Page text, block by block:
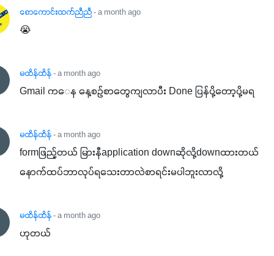
စောကောင်းထက်ညီညီ- a month ago
😭
မထိန်ထိန်- a month ago
Gmail က‌‌ေန နေ့စဉ်စာတွေကျလာပီး Done ပြန်ပို့တော့ပို့မရ
မထိန်ထိန်- a month ago
formဖြည့်တယ် မြားနီapplication downဆိုလို့downထားတယ်
နောက်ထပ်ဘာလုပ်ရသေးတာလဲစာရင်းမပါဘူးလာလို့
မထိန်ထိန်- a month ago
ဟုတယ်